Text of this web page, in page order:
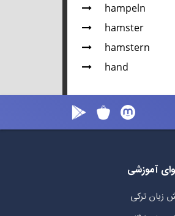
hampeln
hamster
hamstern
hand
آموزشی
زبان ترکی